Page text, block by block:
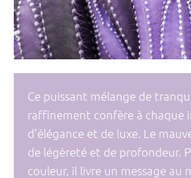
Ce puissant mélange de
raffinement confère à chaque
d’élégance et de luxe. Le
de légèreté et de profondeur.
couleur, il livre un message au